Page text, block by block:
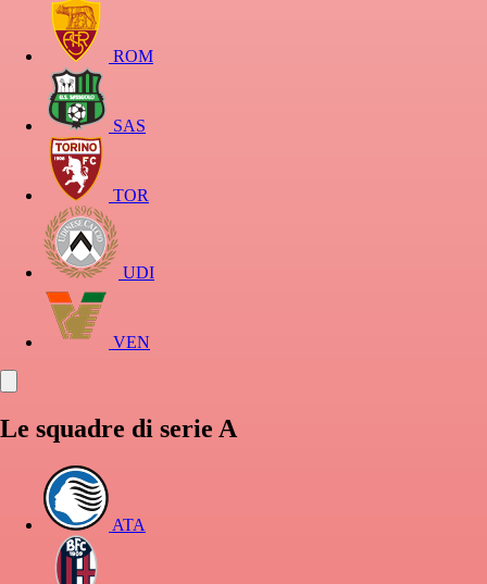
ROM
SAS
TOR
UDI
VEN
Le squadre di serie A
ATA